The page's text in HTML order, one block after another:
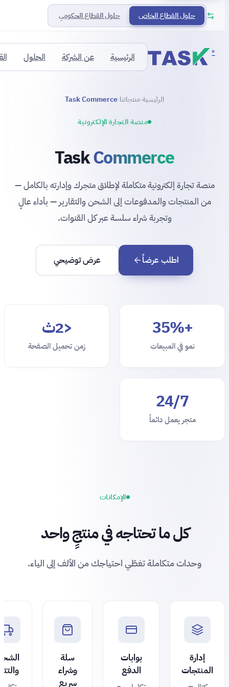
حلول القطاع الخاص حلول القطاع الحكومي
® الرئيسية عن الشركة الحلول
الرئيسية›منتجاتنا›
Task Commerce
منصة التجارة الإلكترونية
TaskCommerce
منصة تجارة إلكترونية متكاملة لإطلاق متجرك وإدارته بالكامل —
من المنتجات والمدفوعات إلى الشحن والتقارير — بأداء عالٍ
وتجربة شراء سلسة عبر كل القنوات.
اطلب عرضاً عرض توضيحي
+35%
نمو في المبيعات
<2ث
زمن تحميل الصفحة
24/7
متجر يعمل دائماً
الإمكانات
كل ما تحتاجه في منتجٍ واحد
وحدات متكاملة تغطّي احتياجك من الألف إلى الياء.
إدارة
المنتجات
بوابات
الدفع
سلة
وشراء
سريع